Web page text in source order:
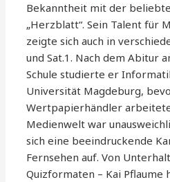
Bekanntheit mit der
„Herzblatt“. Sein Talent für
zeigte sich auch in
und Sat.1. Nach dem Abitur
Schule studierte er
Universität Magdeburg,
Wertpapierhändler
Medienwelt war
sich eine beeindruckende
Fernsehen auf. Von
Quizformaten – Kai Pflaume